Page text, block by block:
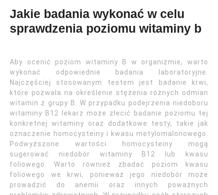
Jakie badania wykonać w celu
sprawdzenia poziomu witaminy b
Aby ocenić poziom witaminy B w organizmie, warto
wykonać odpowiednie badania laboratoryjne.
Najczęściej stosowanym testem jest badanie krwi,
które pozwala na określenie stężenia różnych odmian
witamin z grupy B. W przypadku podejrzenia niedoboru
witaminy B12 lekarz może zlecić badanie poziomu tej
konkretnej witaminy oraz dodatkowe testy, takie jak
oznaczenie homocysteiny i kwasu metylomalonowego.
Podwyższone wartości homocysteiny mogą
sugerować niedobór witaminy B12 lub kwasu
foliowego. Warto również zbadać poziom kwasu
foliowego we krwi, ponieważ jego niedobór może
prowadzić do anemii oraz innych poważnych